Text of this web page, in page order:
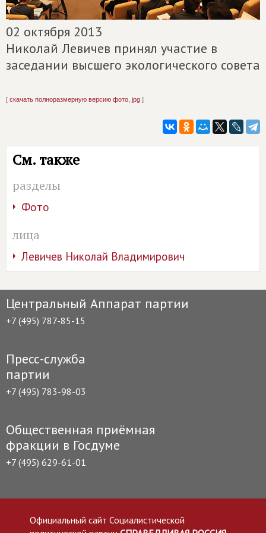
02 октября 2013
Николай Левичев принял участие в
заседании высшего экологического совета
[ скачать полноразмерную версию фото, jpg ]
См. также
разделы
Фото
лица
Левичев Николай Владимирович
Центральный Аппарат партии
+7 (495) 787-85-15
Пресс-служба
партии
+7 (495) 783-98-03
Общественная приёмная
фракции в Госдуме
+7 (495) 629-61-01
Официальный сайт Социалистической